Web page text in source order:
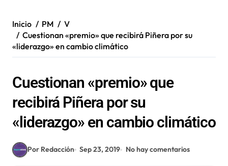
Inicio PM
V
Cuestionan «premio» que recibirá Piñera por su
«liderazgo» en cambio climático
Cuestionan «premio» que
recibirá Piñera por su
«liderazgo» en cambio climático
Por Redacción Sep 23, 2019 No hay comentarios